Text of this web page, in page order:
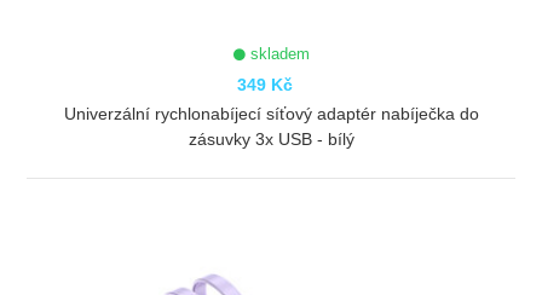
skladem
349 Kč
Univerzální rychlonabíjecí síťový adaptér nabíječka do
zásuvky 3x USB - bílý